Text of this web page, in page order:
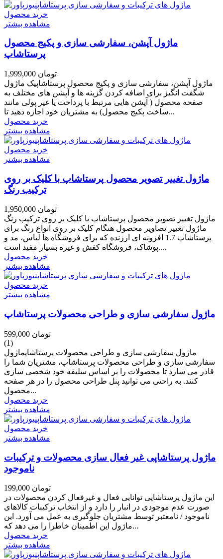
خرید محصول
مشاهده بیشتر
ماژول آپشن، سفارشی سازی و پکیج محصول
پرستاشاپ
1,999,000 تومان
ماژول آپشن، سفارشی سازی و پکیج محصول پرستاشاپیک ماژول
شگفت انگیز برای اضافه کردن گزینه ها و آپشن های مختلف به
صفحه محصول ( آپشن هایی مرتبط با پرداخت یا غیر پولی مانند
ساخت پکیج محصول) به مشتریان خود اجازه دهید تا...
خرید محصول
مشاهده بیشتر
خرید محصول
مشاهده بیشتر
ماژول تغییر تصویر محصول پرستاشاپ با کلیک بر روی
ترکیب رنگ
1,950,000 تومان
ماژول تغییر تصویر محصول پرستاشاپ با کلیک بر روی ترکیب رنگ
ماژول تغییر تصاویر محصول هنگام کلیک بر روی انواع رنگ برای
پرستاشاپ 1.7 افزونه ای ارزنده که برای فروشگاه ها لباس، مد و
پوشاک، فروشگاه کفش و غیره بسیار مفید است....
خرید محصول
مشاهده بیشتر
خرید محصول
مشاهده بیشتر
ماژول سفارشی سازی و طراحی محصولات پرستاشاپ
599,000 تومان
(1)
ماژول سفارشی سازی و طراحی محصولات پرستاشاپماژول
سفارشی سازی و طراحی محصولات پرستاشاپ، مشتریان شما را
قادر می سازد تا محصولات را بر اساس سلیقه خود شخصی سازی
کنند. به راحتی می توانید پنل طراحی محصول را در هر صفحه
محصول...
خرید محصول
مشاهده بیشتر
خرید محصول
مشاهده بیشتر
ماژول پرستاشاپی غیر فعال سازی محصولات و ترکیبات
ناموجود
199,000 تومان
این ماژول پرستاشاپی توانایی فعال و غیرفعال کردن محصولات در
صورت عدم موجودی در انبار را دارد و از انتخاب ترکیبات کالاهای
ناموجود / نامعتبر توسط مشتریان جلوگیری به عمل می آورد. این
ماژول این اطمینان خاطرا را می دهد که...
خرید محصول
مشاهده بیشتر